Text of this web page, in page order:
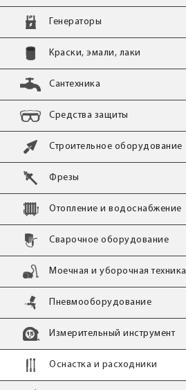
Генераторы
Краски, эмали, лаки
Сантехника
Средства защиты
Строительное оборудование
Фрезы
Отопление и водоснабжение
Сварочное оборудование
Моечная и уборочная техника
Пневмооборудование
Измерительный инструмент
Оснастка и расходники